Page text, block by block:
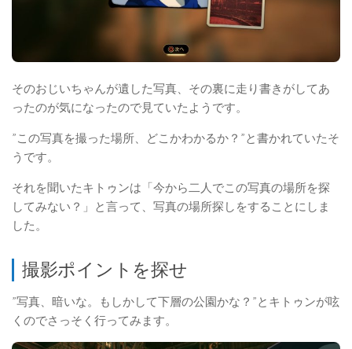
そのおじいちゃんが遺した写真、その裏に走り書きがしてあ
ったのが気になったので見ていたようです。
”この写真を撮った場所、どこかわかるか？”と書かれていたそ
うです。
それを聞いたキトゥンは「今から二人でこの写真の場所を探
してみない？」と言って、写真の場所探しをすることにしま
した。
撮影ポイントを探せ
”写真、暗いな。もしかして下層の公園かな？”とキトゥンが呟
くのでさっそく行ってみます。